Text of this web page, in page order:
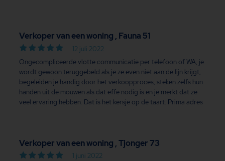
Verkoper van een woning , Fauna 51
12 juli 2022
Ongecompliceerde vlotte communicatie per telefoon of WA, je
wordt gewoon teruggebeld als je ze even niet aan de lijn krijgt,
begeleiden je handig door het verkoopproces, steken zelfs hun
handen uit de mouwen als dat effe nodig is en je merkt dat ze
veel ervaring hebben. Dat is het kersje op de taart. Prima adres
Verkoper van een woning , Tjonger 73
1 juni 2022